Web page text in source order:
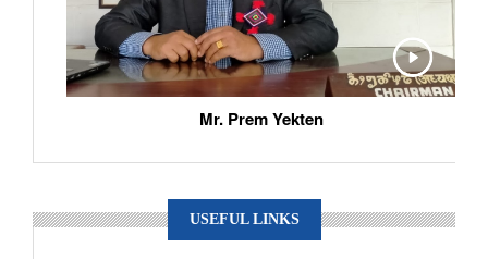
Mr. Prem Yekten
USEFUL LINKS